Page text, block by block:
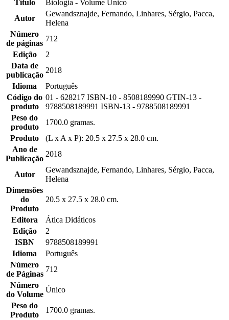
Título
Biologia - Volume Único
Autor
Gewandsznajde, Fernando, Linhares, Sérgio, Pacca,
Helena
Número
de páginas
712
Edição
2
Data de
publicação
2018
Idioma
Português
Código do
produto
01 - 628217 ISBN-10 - 8508189990 GTIN-13 -
9788508189991 ISBN-13 - 9788508189991
Peso do
produto
1700.0 gramas.
Produto
(L x A x P): 20.5 x 27.5 x 28.0 cm.
Ano de
Publicação
2018
Autor
Gewandsznajde, Fernando, Linhares, Sérgio, Pacca,
Helena
Dimensões
do
Produto
20.5 x 27.5 x 28.0 cm.
Editora
Ática Didáticos
Edição
2
ISBN
9788508189991
Idioma
Português
Número
de Páginas
712
Número
do Volume
Único
Peso do
Produto
1700.0 gramas.